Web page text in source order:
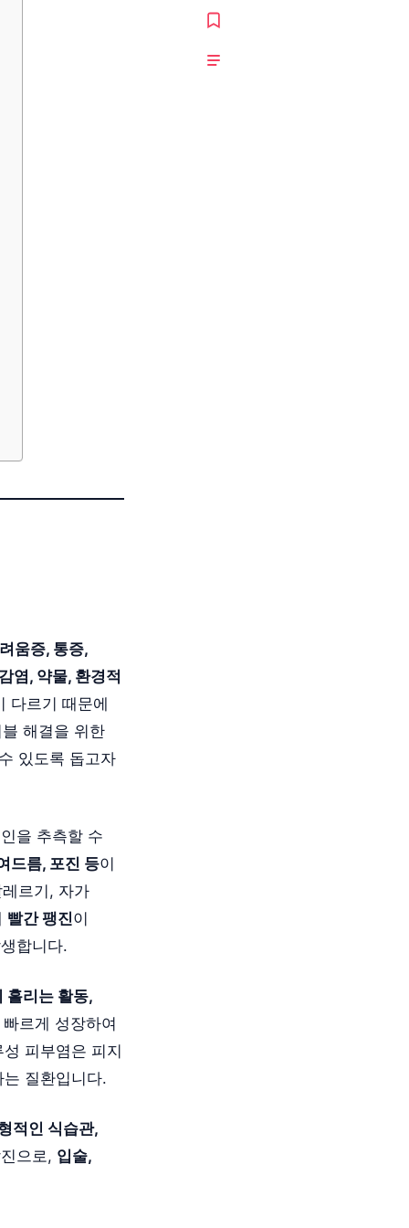
움증, 통증,
염, 약물, 환경적
다르기 때문에
해결을 위한
있도록 돕고자
을 추측할 수
드름, 포진 등이
르기, 자가
빨간 팽진이
합니다.
흘리는 활동,
르게 성장하여
피부염은 피지
질환입니다.
적인 식습관,
으로, 입술,